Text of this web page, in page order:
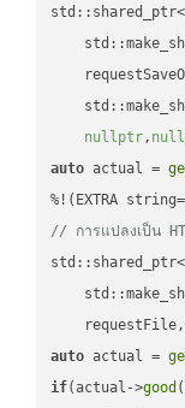
nullptr,
auto actual =
// การแปลงเป็น
    requestFile,
auto actual =
if(actual->good